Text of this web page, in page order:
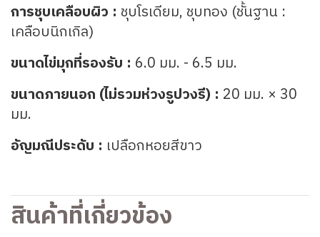
การชุบเคลือบผิว : ชุบโรเดียม, ชุบทอง (ชั้นฐาน :
เคลือบนิกเกิล)
ขนาดไข่มุกที่รองรับ : 6.0 มม. - 6.5 มม.
ขนาดภายนอก (ไม่รวมห่วงรูปวงรี) : 20 มม. × 30
มม.
อัญมณีประดับ : เปลือกหอยสีขาว
สินค้าที่เกี่ยวข้อง